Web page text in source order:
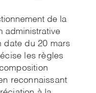
de la
administrative
date du 20 mars
les règles
reconnaissant